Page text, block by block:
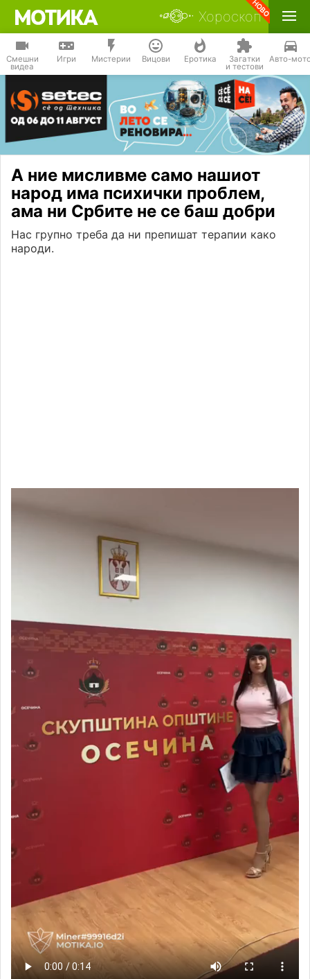
Хороскоп
Смешни
видеа
Игри Мистерии Вицови Еротика Загатки
и тестови
Авто-
А ние мисливме само нашиот
народ има психички проблем,
ама ни Србите не се баш добри
Нас групно треба да ни препишат терапии како
народи.